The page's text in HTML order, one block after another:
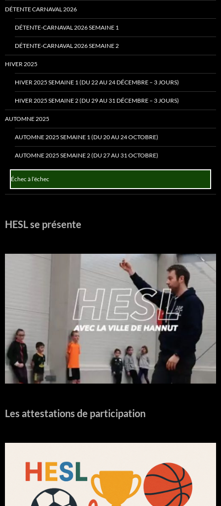
DÉTENTE CARNAVAL 2026
DÉTENTE-CARNAVAL 2026 SEMAINE 1
DÉTENTE-CARNAVAL 2026 SEMAINE 2
HIVER 2025
HIVER 2025 SEMAINE 1 (DU 22 AU 24 DÉCEMBRE – 3 JOURS)
HIVER 2025 SEMAINE 2 (DU 29 AU 31 DÉCEMBRE – 3 JOURS)
AUTOMNE 2025
AUTOMNE 2025 SEMAINE 1 (DU 20 AU 24 OCTOBRE)
AUTOMNE 2025 SEMAINE 2 (DU 27 AU 31 OCTOBRE)
Échec à l’échec
HESL se présente
Les attestations de participation